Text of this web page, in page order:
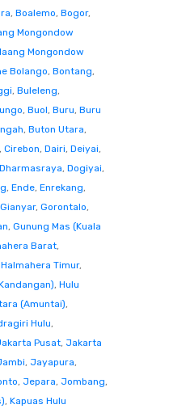
, Boalemo, Bogor,
Mongondow
Mongondow
Bolango, Bontang,
, Buleleng,
, Buol, Buru, Buru
, Buton Utara,
, Cirebon, Dairi, Deiyai,
Dharmasraya, Dogiyai,
, Ende, Enrekang,
Gianyar, Gorontalo,
, Gunung Mas (Kuala
Barat,
Halmahera Timur,
, Hulu
(Amuntai),
Hulu,
Pusat, Jakarta
, Jayapura,
, Jepara, Jombang,
, Kapuas Hulu